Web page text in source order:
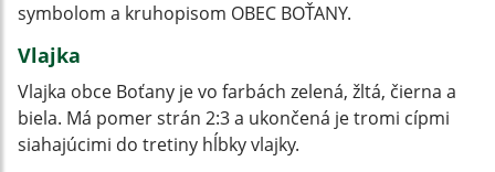
symbolom a kruhopisom OBEC BOŤANY.
Vlajka
Vlajka obce Boťany je vo farbách zelená, žltá, čierna a
biela. Má pomer strán 2:3 a ukončená je tromi cípmi
siahajúcimi do tretiny hĺbky vlajky.